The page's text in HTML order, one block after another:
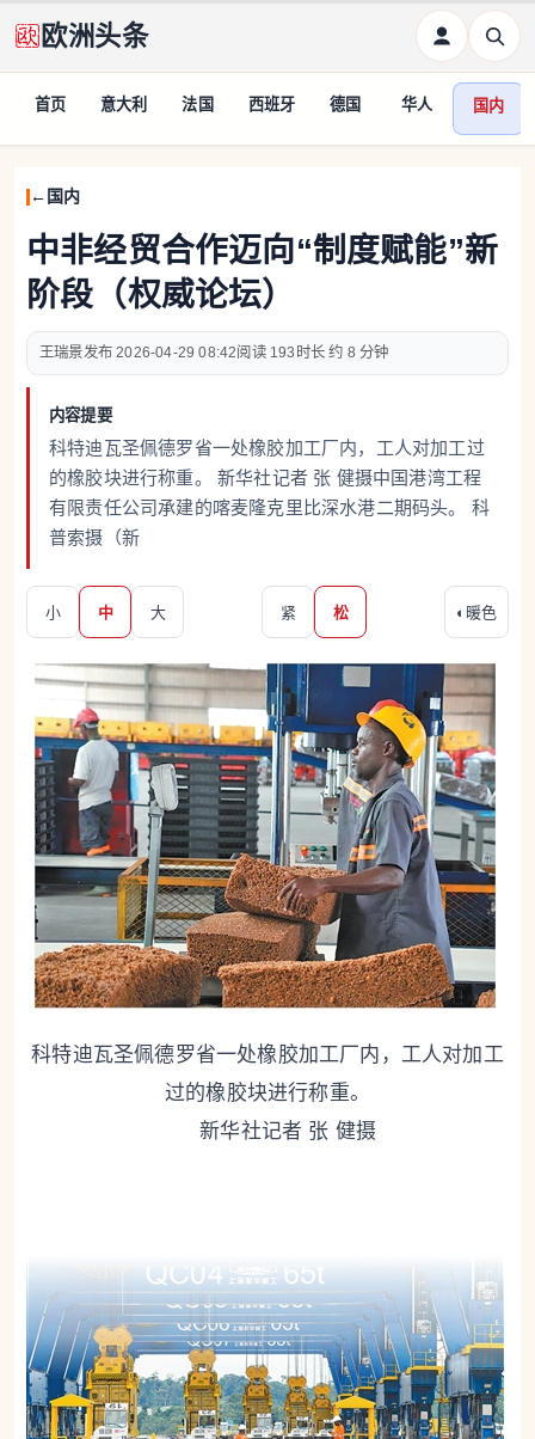
欧洲头条
首页 意大利 法国 西班牙 德国 华人 国内
国内
中非经贸合作迈向“制度赋能”新
阶段（权威论坛）
王瑞景 2026-04-29 08:42 193 约 8 分钟
内容提要
科特迪瓦圣佩德罗省一处橡胶加工厂内，工人对加工过
的橡胶块进行称重。 新华社记者 张 健摄中国港湾工程
有限责任公司承建的喀麦隆克里比深水港二期码头。 科
普索摄（新
小 中 大 紧 松 ◐ 暖色
科特迪瓦圣佩德罗省一处橡胶加工厂内，工人对加工
过的橡胶块进行称重。
新华社记者 张 健摄